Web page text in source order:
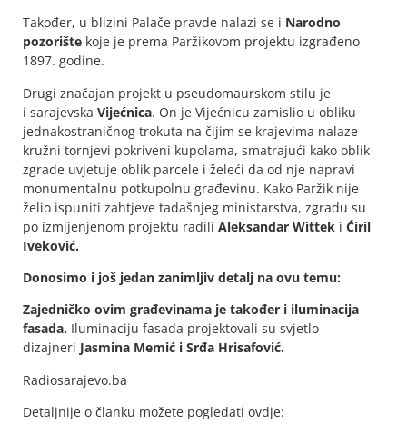
Također, u blizini Palače pravde nalazi se i Narodno
pozorište koje je prema Paržikovom projektu izgrađeno
1897. godine.
Drugi značajan projekt u pseudomaurskom stilu je
i sarajevska Vijećnica. On je Vijećnicu zamislio u obliku
jednakostraničnog trokuta na čijim se krajevima nalaze
kružni tornjevi pokriveni kupolama, smatrajući kako oblik
zgrade uvjetuje oblik parcele i želeći da od nje napravi
monumentalnu potkupolnu građevinu. Kako Paržik nije
želio ispuniti zahtjeve tadašnjeg ministarstva, zgradu su
po izmijenjenom projektu radili Aleksandar Wittek i Ćiril
Iveković.
Donosimo i još jedan zanimljiv detalj na ovu temu:
Zajedničko ovim građevinama je također i iluminacija
fasada. Iluminaciju fasada projektovali su svjetlo
dizajneri Jasmina Memić i Srđa Hrisafović.
Radiosarajevo.ba
Detaljnije o članku možete pogledati ovdje: